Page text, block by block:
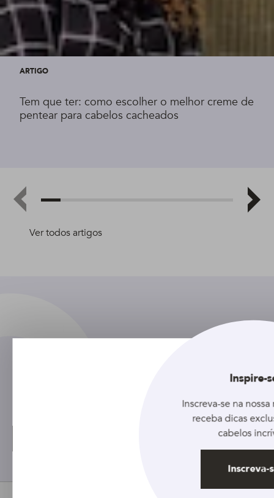
Ver todos artigos
ARTIGO
Tem que ter: como escolher o melhor creme de
pentear para cabelos cacheados
Tudo Pra Cabelo no InstagramInspire-
Inscreva-se na
receba dicas
cabelos
Inscreva-